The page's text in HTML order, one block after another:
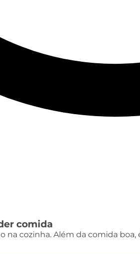
comida
cozinha. Além da comida